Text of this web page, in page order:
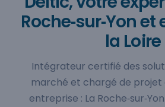
Roche‑sur‑Yon et
la Loire
Intégrateur certifié des
marché et chargé de projet
entreprise : La